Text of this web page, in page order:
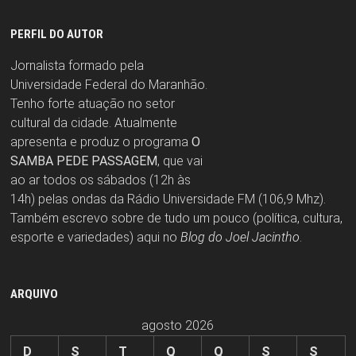
PERFIL DO AUTOR
Jornalista formado pela
Universidade Federal do Maranhão.
Tenho forte atuação no setor
cultural da cidade. Atualmente
apresenta e produz o programa O
SAMBA PEDE PASSAGEM, que vai
ao ar todos os sábados (12h às
14h) pelas ondas da Rádio Universidade FM (106,9 Mhz).
Também escrevo sobre de tudo um pouco (política, cultura,
esporte e variedades) aqui no Blog do Joel Jacintho
ARQUIVO
agosto 2026
D
S T Q Q S S